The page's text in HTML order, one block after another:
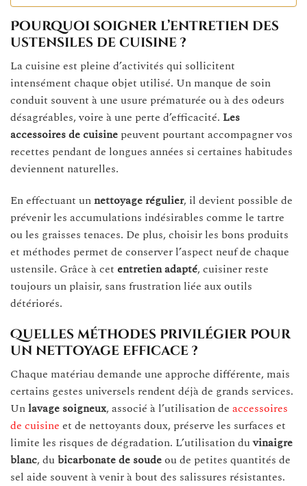
Pourquoi soigner l’entretien des
ustensiles de cuisine ?
La cuisine est pleine d’activités qui sollicitent
intensément chaque objet utilisé. Un manque de soin
conduit souvent à une usure prématurée ou à des odeurs
désagréables, voire à une perte d’efficacité. Les
accessoires de cuisine peuvent pourtant accompagner vos
recettes pendant de longues années si certaines habitudes
deviennent naturelles.
En effectuant unnettoyage régulier, il devient possible de
prévenir les accumulations indésirables comme le tartre
ou les graisses tenaces. De plus, choisir les bons produits
et méthodes permet de conserver l’aspect neuf de chaque
ustensile. Grâce à cet entretien adapté, cuisiner reste
toujours un plaisir, sans frustration liée aux outils
détériorés.
Quelles méthodes privilégier pour
un nettoyage efficace ?
Chaque matériau demande une approche différente, mais
certains gestes universels rendent déjà de grands services.
Unlavage soigneux, associé à l’utilisation de accessoires
de cuisine et de nettoyants doux, préserve les surfaces et
limite les risques de dégradation. L’utilisation duvinaigre
blanc, dubicarbonate de soudeou de petites quantités de
sel aide souvent à venir à bout des salissures résistantes.